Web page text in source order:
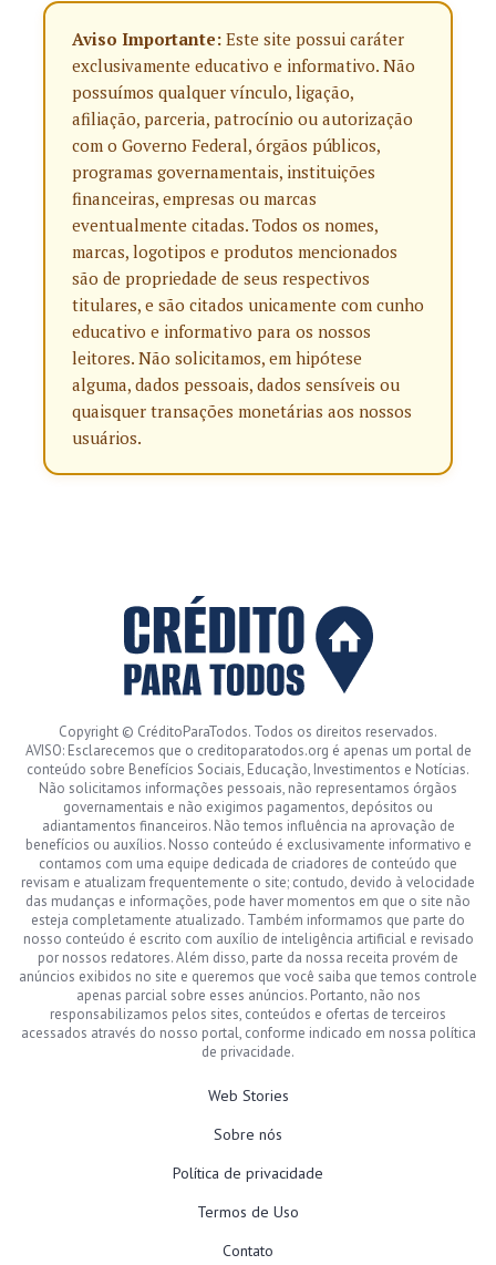
Aviso Importante: Este site possui caráter
exclusivamente educativo e informativo. Não
possuímos qualquer vínculo, ligação,
afiliação, parceria, patrocínio ou autorização
com o Governo Federal, órgãos públicos,
programas governamentais, instituições
financeiras, empresas ou marcas
eventualmente citadas. Todos os nomes,
marcas, logotipos e produtos mencionados
são de propriedade de seus respectivos
titulares, e são citados unicamente com cunho
educativo e informativo para os nossos
leitores. Não solicitamos, em hipótese
alguma, dados pessoais, dados sensíveis ou
quaisquer transações monetárias aos nossos
usuários.
Copyright © CréditoParaTodos. Todos os direitos reservados.
AVISO: Esclarecemos que o creditoparatodos.org é apenas um portal de
conteúdo sobre Benefícios Sociais, Educação, Investimentos e Notícias.
Não solicitamos informações pessoais, não representamos órgãos
governamentais e não exigimos pagamentos, depósitos ou
adiantamentos financeiros. Não temos influência na aprovação de
benefícios ou auxílios. Nosso conteúdo é exclusivamente informativo e
contamos com uma equipe dedicada de criadores de conteúdo que
revisam e atualizam frequentemente o site; contudo, devido à velocidade
das mudanças e informações, pode haver momentos em que o site não
esteja completamente atualizado. Também informamos que parte do
nosso conteúdo é escrito com auxílio de inteligência artificial e revisado
por nossos redatores. Além disso, parte da nossa receita provém de
anúncios exibidos no site e queremos que você saiba que temos controle
apenas parcial sobre esses anúncios. Portanto, não nos
responsabilizamos pelos sites, conteúdos e ofertas de terceiros
acessados através do nosso portal, conforme indicado em nossa política
de privacidade.
Web Stories
Sobre nós
Política de privacidade
Termos de Uso
Contato